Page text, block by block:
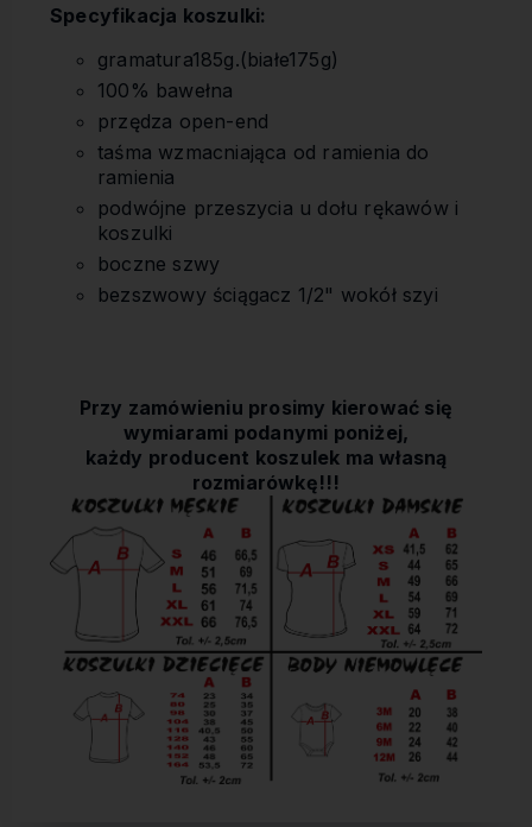
Specyfikacja koszulki:
gramatura185g.(białe175g)
100% bawełna
przędza open-end
taśma wzmacniająca od ramienia do
ramienia
podwójne przeszycia u dołu rękawów i
koszulki
boczne szwy
bezszwowy ściągacz 1/2" wokół szyi
Przy zamówieniu prosimy kierować się
wymiarami podanymi poniżej,
każdy producent koszulek ma własną
rozmiarówkę!!!